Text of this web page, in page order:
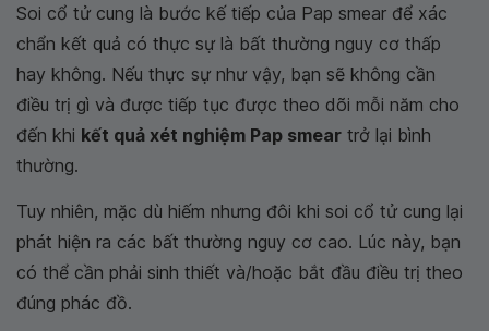
Soi cổ tử cung là bước kế tiếp của Pap smear để xác
chẩn kết quả có thực sự là bất thường nguy cơ thấp
hay không. Nếu thực sự như vậy, bạn sẽ không cần
điều trị gì và được tiếp tục được theo dõi mỗi năm cho
đến khi kết quả xét nghiệm Pap smear trở lại bình
thường.
Tuy nhiên, mặc dù hiếm nhưng đôi khi soi cổ tử cung lại
phát hiện ra các bất thường nguy cơ cao. Lúc này, bạn
có thể cần phải sinh thiết và/hoặc bắt đầu điều trị theo
đúng phác đồ.